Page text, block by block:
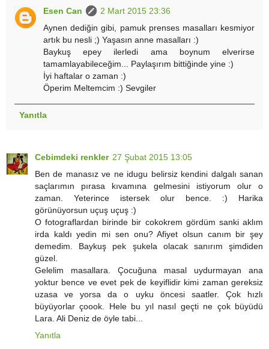
Esen Can
2 Mart 2015 23:36
Aynen dediğin gibi, pamuk prenses masalları kesmiyor
artık bu nesli ;) Yaşasın anne masalları :)
Baykuş epey ilerledi ama boynum elverirse
tamamlayabileceğim... Paylaşırım bittiğinde yine :)
İyi haftalar o zaman :)
Öperim Meltemcim :) Sevgiler
Yanıtla
Cebimdeki renkler 27 Şubat 2015 13:05
Ben de manasız ve ne idugu belirsiz kendini dalgalı sanan
saçlarımın pırasa kıvamına gelmesini istiyorum olur o
zaman. Yeterince istersek olur bence. :) Harika
görünüyorsun uçuş uçuş :)
O fotograflardan birinde bir cokokrem gördüm sanki aklım
irda kaldı yedin mi sen onu? Afiyet olsun canım bir şey
demedim. Baykuş pek şukela olacak sanırım şimdiden
güzel.
Gelelim masallara. Çocuğuna masal uydurmayan ana
yoktur bence ve evet pek de keyiflidir kimi zaman gereksiz
uzasa ve yorsa da o uyku öncesi saatler. Çok hızlı
büyüyorlar çoook. Hele bu yıl nasıl geçti ne çok büyüdü
Lara. Ali Deniz de öyle tabi...
Yanıtla